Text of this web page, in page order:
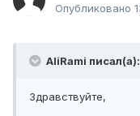
Опубликовано
AliRami писал(а):
Здравствуйте,